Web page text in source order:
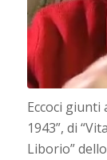
Eccoci
1943”, di
Liborio”